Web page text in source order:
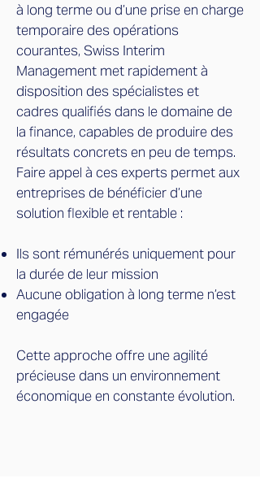
à long terme ou d’une prise en charge
temporaire des opérations
courantes, Swiss Interim
Management met rapidement à
disposition des spécialistes et
cadres qualifiés dans le domaine de
la finance, capables de produire des
résultats concrets en peu de temps.
Faire appel à ces experts permet aux
entreprises de bénéficier d’une
solution flexible et rentable :
Ils sont rémunérés uniquement pour
la durée de leur mission
Aucune obligation à long terme n’est
engagée
Cette approche offre une agilité
précieuse dans un environnement
économique en constante évolution.